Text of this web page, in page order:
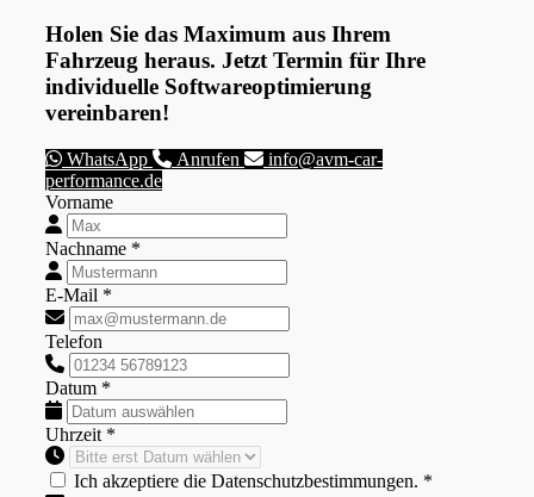
Holen Sie das Maximum aus Ihrem
Fahrzeug heraus. Jetzt Termin für Ihre
individuelle Softwareoptimierung
vereinbaren!
WhatsApp Anrufen
info@avm-car-
performance.de
Vorname
Nachname *
E-Mail *
Telefon
Datum *
Uhrzeit *
Ich akzeptiere die Datenschutzbestimmungen. *